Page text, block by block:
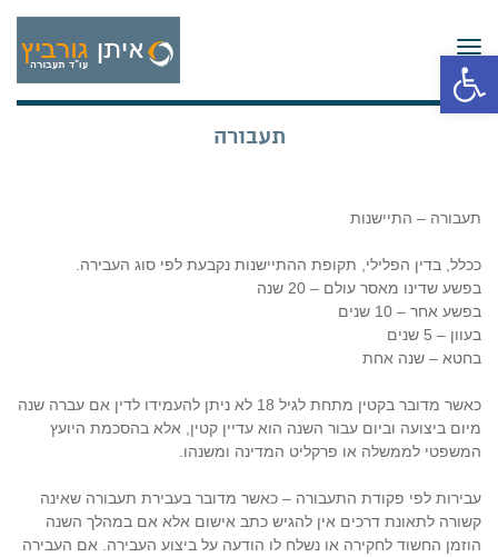
פתח סרגל נגישות
תפריט
תעבורה
תעבורה – התיישנות
ככלל, בדין הפלילי, תקופת ההתיישנות נקבעת לפי סוג העבירה.
בפשע שדינו מאסר עולם – 20 שנה
בפשע אחר – 10 שנים
בעוון – 5 שנים
בחטא – שנה אחת
כאשר מדובר בקטין מתחת לגיל 18 לא ניתן להעמידו לדין אם עברה שנה
מיום ביצועה וביום עבור השנה הוא עדיין קטין, אלא בהסכמת היועץ
המשפטי לממשלה או פרקליט המדינה ומשנהו.
עבירות לפי פקודת התעבורה – כאשר מדובר בעבירת תעבורה שאינה
קשורה לתאונת דרכים אין להגיש כתב אישום אלא אם במהלך השנה
הוזמן החשוד לחקירה או נשלח לו הודעה על ביצוע העבירה. אם העבירה